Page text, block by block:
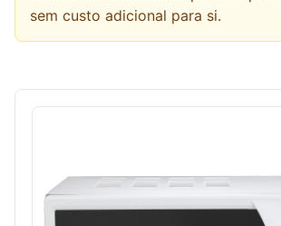
sem custo adicional para si.